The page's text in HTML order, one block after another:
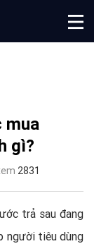
mua
gì?
2831
trả sau đang
người tiêu dùng